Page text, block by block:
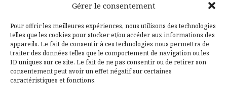
Gérer le consentement
Pour offrir les meilleures expériences, nous utilisons des technologies
telles que les cookies pour stocker et/ou accéder aux informations des
appareils. Le fait de consentir à ces technologies nous permettra de
traiter des données telles que le comportement de navigation ou les
ID uniques sur ce site. Le fait de ne pas consentir ou de retirer son
consentement peut avoir un effet négatif sur certaines
caractéristiques et fonctions.
Facebook
Pinterest